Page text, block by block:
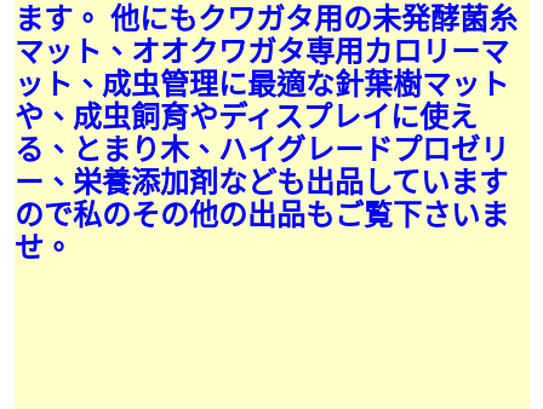
ます。 他にもクワガタ用の未発酵菌糸
マット、オオクワガタ専用カロリーマ
ット、成虫管理に最適な針葉樹マット
や、成虫飼育やディスプレイに使え
る、とまり木、ハイグレードプロゼリ
ー、栄養添加剤なども出品しています
ので私のその他の出品もご覧下さいま
せ。